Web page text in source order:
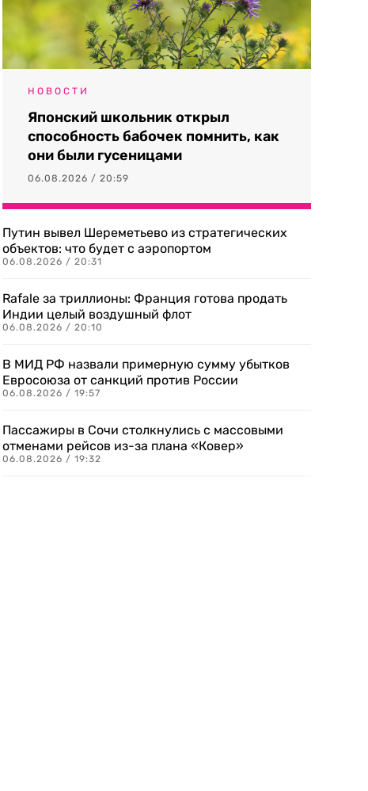
НОВОСТИ
Японский школьник открыл
способность бабочек помнить, как
они были гусеницами
06.08.2026 / 20:59
Путин вывел Шереметьево из стратегических
объектов: что будет с аэропортом
06.08.2026 / 20:31
Rafale за триллионы: Франция готова продать
Индии целый воздушный флот
06.08.2026 / 20:10
В МИД РФ назвали примерную сумму убытков
Евросоюза от санкций против России
06.08.2026 / 19:57
Пассажиры в Сочи столкнулись с массовыми
отменами рейсов из-за плана «Ковер»
06.08.2026 / 19:32